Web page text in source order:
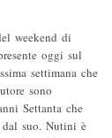
weekend di
oggi sul
settimana che
sono
Settanta che
suo. Nutini è